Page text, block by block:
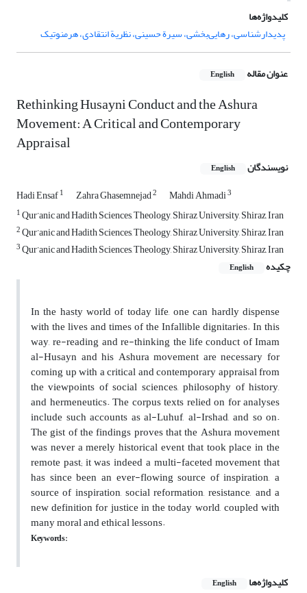
کلیدواژه‌ها
پدیدارشناسی، رهایی‌بخشی، سیرة حسینی، نظریة انتقادی، هرمنوتیک
عنوان مقاله English
Rethinking Husayni Conduct and the Ashura
Movement: A Critical and Contemporary
Appraisal
نویسندگان English
Hadi Ensaf1 Zahra Ghasemnejad2 Mahdi Ahmadi3
1Qur’anic and Hadith Sciences, Theology, Shiraz University, Shiraz, Iran
2Qur’anic and Hadith Sciences, Theology, Shiraz University, Shiraz, Iran
3Qur’anic and Hadith Sciences, Theology, Shiraz University, Shiraz, Iran
چکیده
English
In the hasty world of today life, one can hardly dispense
with the lives and times of the Infallible dignitaries. In this
way, re-reading and re-thinking the life conduct of Imam
al-Husayn and his Ashura movement are necessary for
coming up with a critical and contemporary appraisal from
the viewpoints of social sciences, philosophy of history,
and hermeneutics. The corpus texts relied on for analyses
include such accounts as al-Luhuf, al-Irshad, and so on.
The gist of the findings proves that the Ashura movement
was never a merely historical event that took place in the
remote past; it was indeed a multi-faceted movement that
has since been an ever-flowing source of inspiration, a
source of inspiration, social reformation, resistance, and a
new definition for justice in the today world, coupled with
many moral and ethical lessons.
Keywords:
کلیدواژه‌ها English